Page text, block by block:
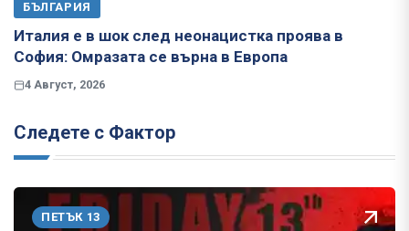
БЪЛГАРИЯ
Италия е в шок след неонацистка проява в
София: Омразата се върна в Европа
4 Август, 2026
Следете с Фактор
ПЕТЪК 13